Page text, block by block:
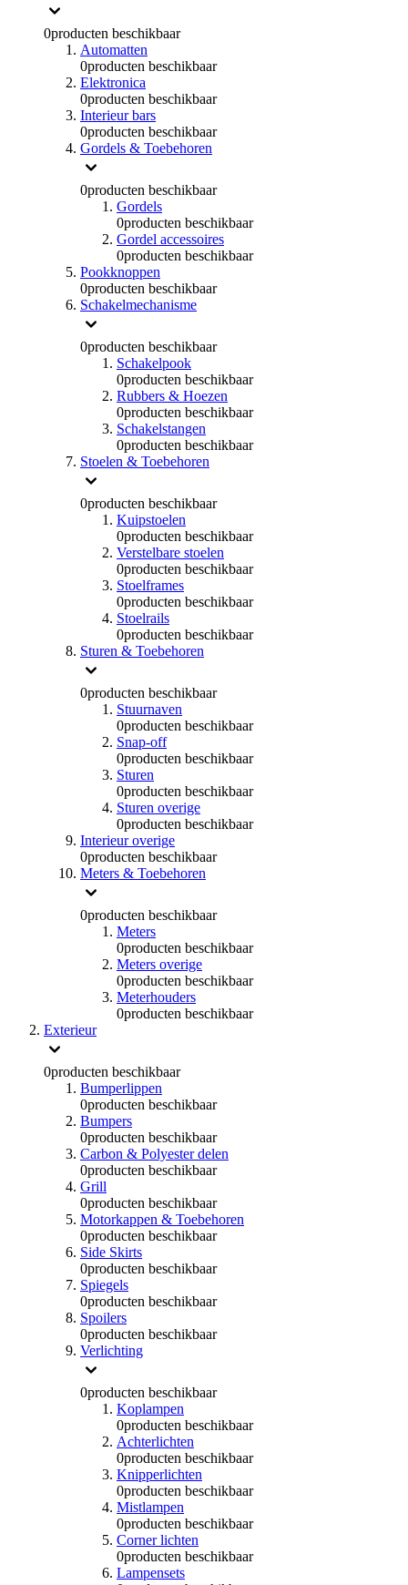
0producten beschikbaar
Automatten
0producten beschikbaar
Elektronica
0producten beschikbaar
Interieur bars
0producten beschikbaar
Gordels & Toebehoren
0producten beschikbaar
Gordels
0producten beschikbaar
Gordel accessoires
0producten beschikbaar
Pookknoppen
0producten beschikbaar
Schakelmechanisme
0producten beschikbaar
Schakelpook
0producten beschikbaar
Rubbers & Hoezen
0producten beschikbaar
Schakelstangen
0producten beschikbaar
Stoelen & Toebehoren
0producten beschikbaar
Kuipstoelen
0producten beschikbaar
Verstelbare stoelen
0producten beschikbaar
Stoelframes
0producten beschikbaar
Stoelrails
0producten beschikbaar
Sturen & Toebehoren
0producten beschikbaar
Stuurnaven
0producten beschikbaar
Snap-off
0producten beschikbaar
Sturen
0producten beschikbaar
Sturen overige
0producten beschikbaar
Interieur overige
0producten beschikbaar
Meters & Toebehoren
0producten beschikbaar
Meters
0producten beschikbaar
Meters overige
0producten beschikbaar
Meterhouders
0producten beschikbaar
Exterieur
0producten beschikbaar
Bumperlippen
0producten beschikbaar
Bumpers
0producten beschikbaar
Carbon & Polyester delen
0producten beschikbaar
Grill
0producten beschikbaar
Motorkappen & Toebehoren
0producten beschikbaar
Side Skirts
0producten beschikbaar
Spiegels
0producten beschikbaar
Spoilers
0producten beschikbaar
Verlichting
0producten beschikbaar
Koplampen
0producten beschikbaar
Achterlichten
0producten beschikbaar
Knipperlichten
0producten beschikbaar
Mistlampen
0producten beschikbaar
Corner lichten
0producten beschikbaar
Lampensets